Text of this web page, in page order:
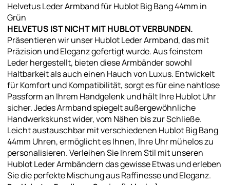
Helvetus Leder Armband für Hublot Big Bang 44mm in
Grün
HELVETUS IST NICHT MIT HUBLOT VERBUNDEN.
Präsentieren wir unser Hublot Leder Armband, das mit
Präzision und Eleganz gefertigt wurde. Aus feinstem
Leder hergestellt, bieten diese Armbänder sowohl
Haltbarkeit als auch einen Hauch von Luxus. Entwickelt
für Komfort und Kompatibilität, sorgt es für eine nahtlose
Passform an Ihrem Handgelenk und hält Ihre Hublot Uhr
sicher. Jedes Armband spiegelt außergewöhnliche
Handwerkskunst wider, vom Nähen bis zur Schließe.
Leicht austauschbar mit verschiedenen Hublot Big Bang
44mm Uhren, ermöglicht es Ihnen, Ihre Uhr mühelos zu
personalisieren. Verleihen Sie Ihrem Stil mit unseren
Hublot Leder Armbändern das gewisse Etwas und erleben
Sie die perfekte Mischung aus Raffinesse und Eleganz.